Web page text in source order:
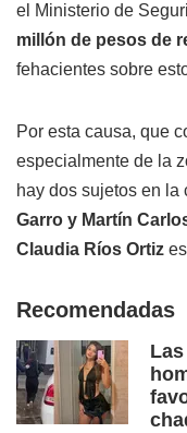
el Ministerio de
millón de pesos de
fehacientes sobre
Por esta causa, que
especialmente de la
hay dos sujetos en la
Garro y Martín
Claudia Ríos Ortiz
Recomendadas